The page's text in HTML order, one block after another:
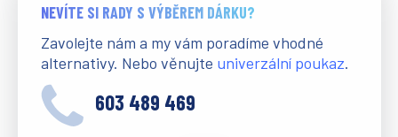
NEVÍTE SI RADY S VÝBĚREM DÁRKU?
Zavolejte nám a my vám poradíme vhodné
alternativy. Nebo věnujte univerzální poukaz.
603 489 469